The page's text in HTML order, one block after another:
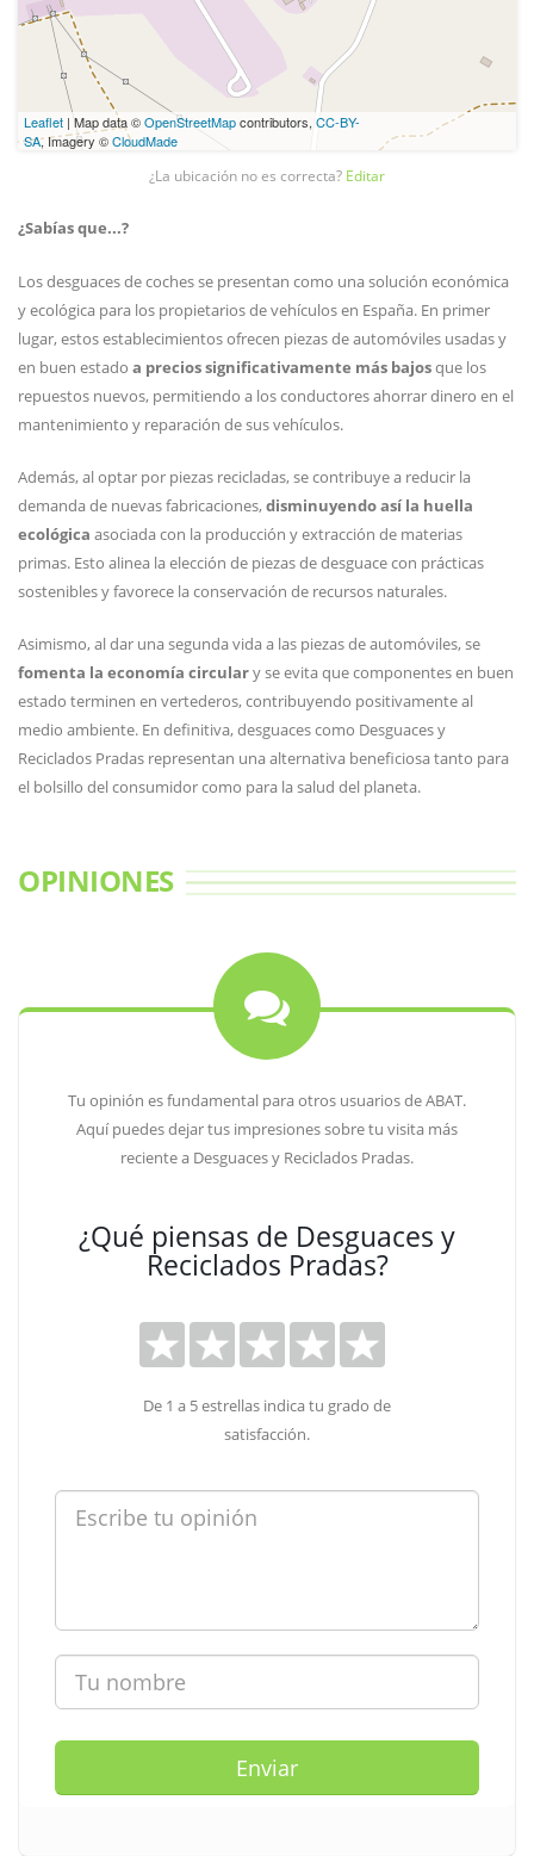
Leaflet | Map data ©OpenStreetMapcontributors, CC-BY-
SA, Imagery ©CloudMade
¿La ubicación no es correcta? Editar
¿Sabías que...?
Los desguaces de coches se presentan como una solución económica
y ecológica para los propietarios de vehículos en España. En primer
lugar, estos establecimientos ofrecen piezas de automóviles usadas y
en buen estado a precios significativamente más bajosque los
repuestos nuevos, permitiendo a los conductores ahorrar dinero en el
mantenimiento y reparación de sus vehículos.
Además, al optar por piezas recicladas, se contribuye a reducir la
demanda de nuevas fabricaciones,disminuyendo así la huella
ecológica asociada con la producción y extracción de materias
primas. Esto alinea la elección de piezas de desguace con prácticas
sostenibles y favorece la conservación de recursos naturales.
Asimismo, al dar una segunda vida a las piezas de automóviles, se
fomenta la economía circulary se evita que componentes en buen
estado terminen en vertederos, contribuyendo positivamente al
medio ambiente. En definitiva, desguaces como Desguaces y
Reciclados Pradas representan una alternativa beneficiosa tanto para
el bolsillo del consumidor como para la salud del planeta.
OPINIONES
Tu opinión es fundamental para otros usuarios de ABAT.
Aquí puedes dejar tus impresiones sobre tu visita más
reciente a Desguaces y Reciclados Pradas.
¿Qué piensas de Desguaces y
Reciclados Pradas?
De 1 a 5 estrellas indica tu grado de
satisfacción.
Enviar